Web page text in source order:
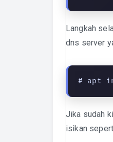
Langkah
dns server
# apt
Jika sudah
isikan